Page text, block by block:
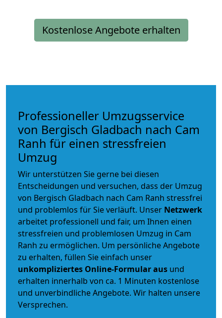
Kostenlose Angebote erhalten
Professioneller Umzugsservice
von Bergisch Gladbach nach Cam
Ranh für einen stressfreien
Umzug
Wir unterstützen Sie gerne bei diesen
Entscheidungen und versuchen, dass der Umzug
von Bergisch Gladbach nach Cam Ranh stressfrei
und problemlos für Sie verläuft. Unser Netzwerk
arbeitet professionell und fair, um Ihnen einen
stressfreien und problemlosen Umzug in Cam
Ranh zu ermöglichen. Um persönliche Angebote
zu erhalten, füllen Sie einfach unser
unkompliziertes Online-Formular aus und
erhalten innerhalb von ca. 1 Minuten kostenlose
und unverbindliche Angebote. Wir halten unsere
Versprechen.